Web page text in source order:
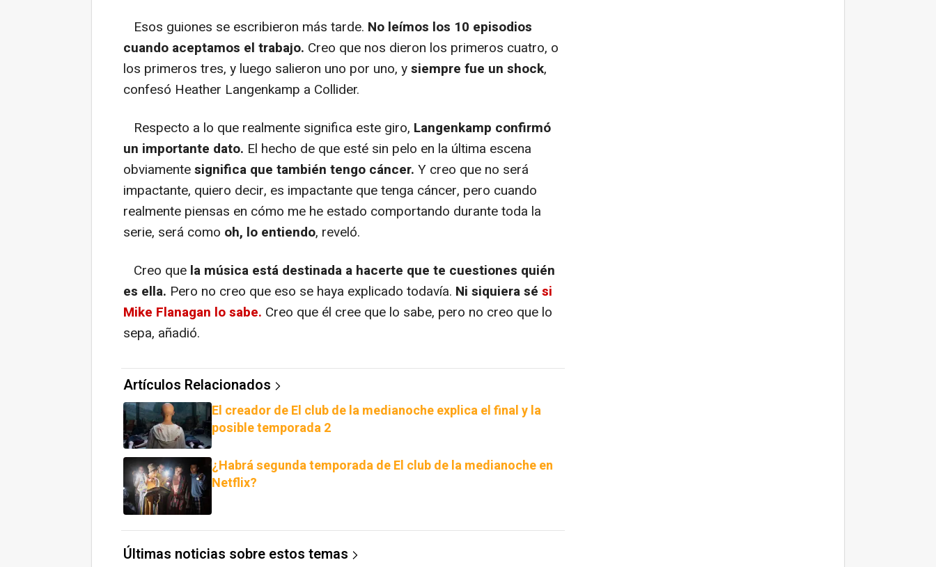
Esos guiones se escribieron más tarde. No leímos los 10 episodios
cuando aceptamos el trabajo. Creo que nos dieron los primeros cuatro, o
los primeros tres, y luego salieron uno por uno, ysiempre fue un shock,
confesó Heather Langenkamp a Collider.
Respecto a lo que realmente significa este giro, Langenkamp confirmó
un importante dato. El hecho de que esté sin pelo en la última escena
obviamentesignifica que también tengo cáncer. Y creo que no será
impactante, quiero decir, es impactante que tenga cáncer, pero cuando
realmente piensas en cómo me he estado comportando durante toda la
serie, será como oh, lo entiendo, reveló.
Creo que la música está destinada a hacerte que te cuestiones quién
es ella. Pero no creo que eso se haya explicado todavía. Ni siquiera sé si
Mike Flanagan lo sabe. Creo que él cree que lo sabe, pero no creo que lo
sepa, añadió.
Artículos Relacionados
El creador de El club de la medianoche explica el final y la
posible temporada 2
¿Habrá segunda temporada de El club de la medianoche en
Netflix?
Últimas noticias sobre estos temas